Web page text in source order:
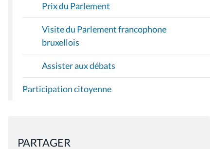
Prix du Parlement
Visite du Parlement francophone
bruxellois
Assister aux débats
Participation citoyenne
PARTAGER